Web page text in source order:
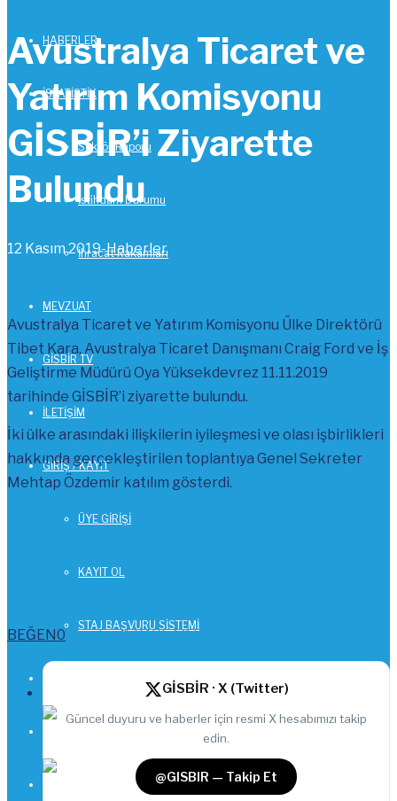
HABERLER
İSTATİSTİK
Sektör Raporu
İstihdam Durumu
İhracat Rakamları
MEVZUAT
GİSBİR TV
İLETİŞİM
GİRİŞ / KAYIT
ÜYE GİRİŞİ
KAYIT OL
STAJ BAŞVURU SİSTEMİ
Avustralya Ticaret ve
Yatırım Komisyonu
GİSBİR’i Ziyarette
Bulundu
12 Kasım 2019-Haberler
Avustralya Ticaret ve Yatırım Komisyonu Ülke Direktörü
Tibet Kara, Avustralya Ticaret Danışmanı Craig Ford ve İş
Geliştirme Müdürü Oya Yüksekdevrez 11.11.2019
tarihinde GİSBİR’i ziyarette bulundu.
İki ülke arasındaki ilişkilerin iyileşmesi ve olası işbirlikleri
hakkında gerçekleştirilen toplantıya Genel Sekreter
Mehtap Özdemir katılım gösterdi.
BEĞEN0 facebookPAYLAŞtwitterbird
GİSBİR · X (Twitter)
Güncel duyuru ve haberler için resmi X hesabımızı takip
edin.
@GISBIR — Takip Et